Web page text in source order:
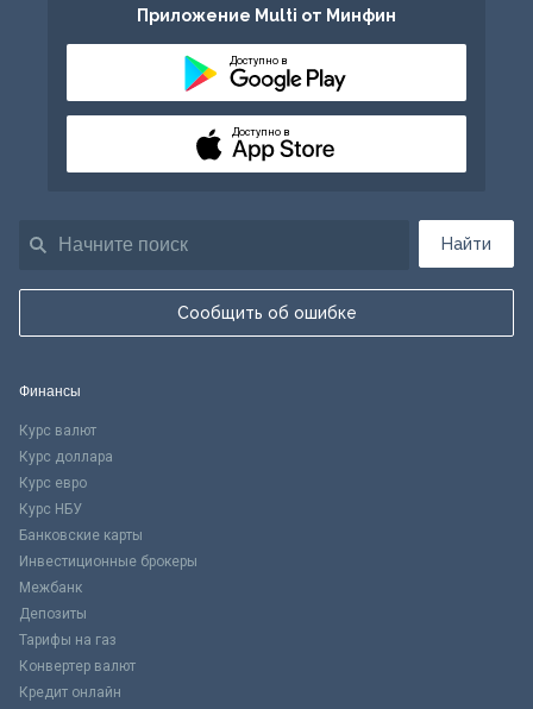
Найти
Сообщить об ошибке
Приложение Multi от Минфин
Доступно в
Доступно в
Финансы
Курс валют
Курс доллара
Курс евро
Курс НБУ
Банковские карты
Инвестиционные брокеры
Межбанк
Депозиты
Тарифы на газ
Конвертер валют
Кредит онлайн